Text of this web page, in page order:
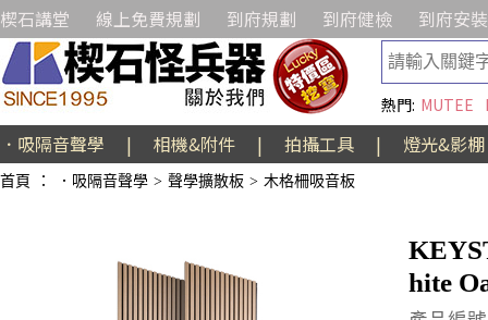
楔石講堂 線上免費規劃 到府規劃 到府健檢 到府安裝
熱門: MUTEE
．吸隔音聲學 | 相機&附件 | 拍攝工具 | 燈光&影棚
首頁 ： ．吸隔音聲學 > 聲學擴散板 > 木格柵吸音板
hite